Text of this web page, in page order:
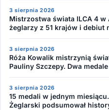
3 sierpnia 2026
Mistrzostwa świata ILCA 4 w
żeglarzy z 51 krajów i debiut
3 sierpnia 2026
Róża Kowalik mistrzynią
Pauliny Szczepy. Dwa
3 sierpnia 2026
15 medali w jednym
Żeglarski podsumował